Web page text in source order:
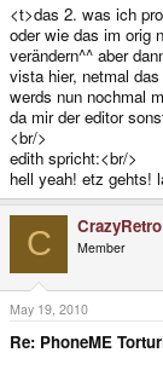
<t>das 2. was ich
oder wie das im orig
verändern^^ aber
vista hier, netmal
werds nun nochmal
da mir der editor
<br/>
edith spricht:<br/>
hell yeah! etz gehts!
C CrazyRetro
Member
May 19, 2010
Re: PhoneME